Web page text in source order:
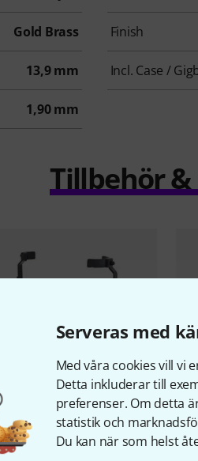
Serveras med
Med våra cookies vill vi
Detta inkluderar till
preferenser. Om detta
statistik och
Du kan när som helst
Gold Brass Finish
13,9 mm Incl. Case /
1,90 mm
Tillbehör
196
14941 Baritone Stand